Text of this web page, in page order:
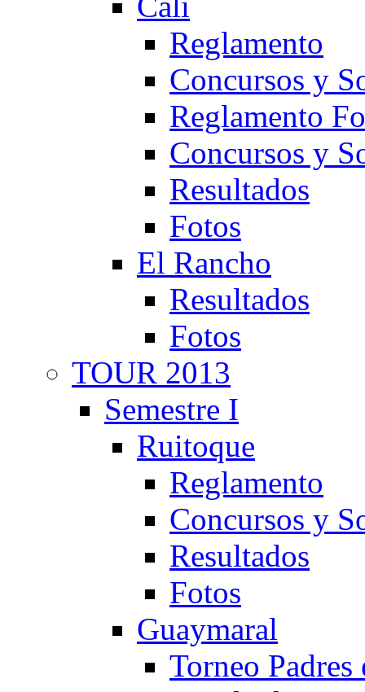
Reglamento
Concursos y
Reglamento
Concursos y
Resultados
Fotos
El Rancho
Resultados
Fotos
TOUR 2013
Semestre I
Ruitoque
Reglamento
Concursos y
Resultados
Fotos
Guaymaral
Torneo